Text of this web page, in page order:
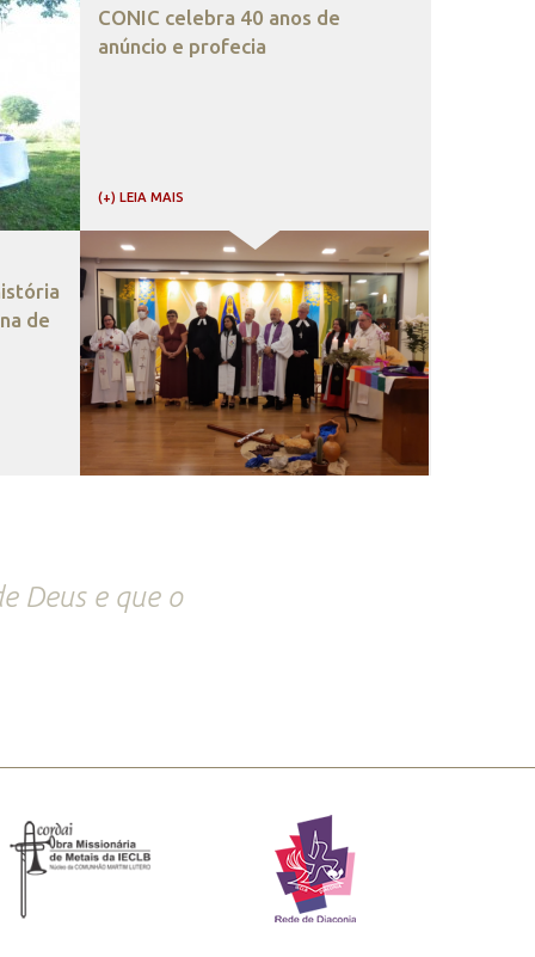
de
CONIC celebra 40 anos de
anúncio e profecia
(+) LEIA MAIS
Deus e que o